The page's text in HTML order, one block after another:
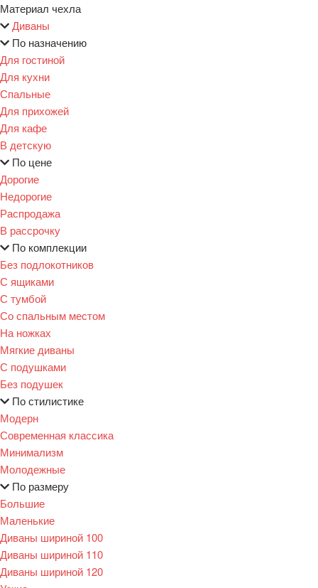
Материал чехла
Диваны
По назначению
Для гостиной
Для кухни
Спальные
Для прихожей
Для кафе
В детскую
По цене
Дорогие
Недорогие
Распродажа
В рассрочку
По комплекции
Без подлокотников
С ящиками
С тумбой
Со спальным местом
На ножках
Мягкие диваны
С подушками
Без подушек
По стилистике
Модерн
Современная классика
Минимализм
Молодежные
По размеру
Большие
Маленькие
Диваны шириной 100
Диваны шириной 110
Диваны шириной 120